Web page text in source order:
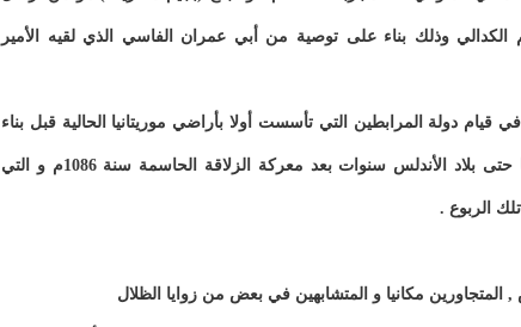
الكدالي وذلك بناء على توصية من أبي عمران الفاسي الذي لقيه الأمير
دولة المرابطين التي تأسست أولا بأراضي موريتانيا الحالية قبل بناء
عاصمتها في مراكش و يتوسع ملك تلك الدولة الكبرى لاحقا حتى بلاد الأندلس سنوات بعد معركة الزلاقة الحاسمة سنة 1086م و التي
الربوع .
مكانيا و المتشابهين في بعض من زوايا الظلال